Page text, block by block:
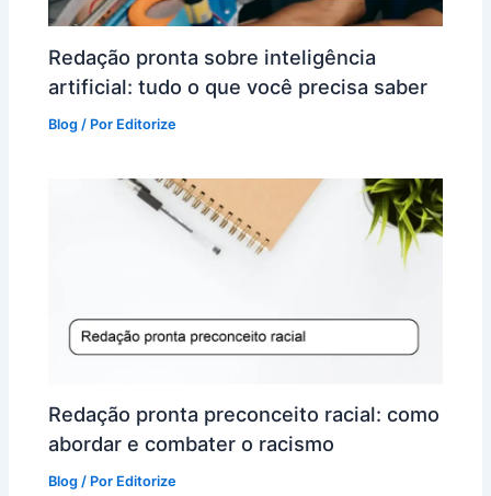
Redação pronta sobre inteligência
artificial: tudo o que você precisa saber
Blog / Por Editorize
Redação pronta preconceito racial: como
abordar e combater o racismo
Blog / Por Editorize